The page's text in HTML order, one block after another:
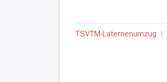
TSVTM-Laternenumzug |